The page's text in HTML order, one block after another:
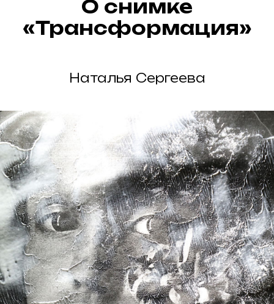
О снимке
«Трансформация»
Наталья Сергеева